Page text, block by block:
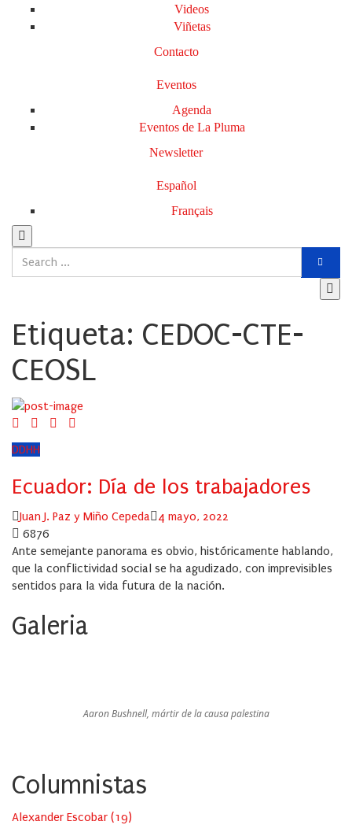
Videos
Viñetas
Contacto
Eventos
Agenda
Eventos de La Pluma
Newsletter
Español
Français
Etiqueta: CEDOC-CTE-
CEOSL
DDHH
Ecuador: Día de los trabajadores
Author
Juan J. Paz y Miño Cepeda
Posted
4 mayo, 2022
6876
Ante semejante panorama es obvio, históricamente hablando,
que la conflictividad social se ha agudizado, con imprevisibles
sentidos para la vida futura de la nación.
Galeria
Aaron Bushnell, mártir de la causa palestina
Columnistas
Alexander Escobar (19)